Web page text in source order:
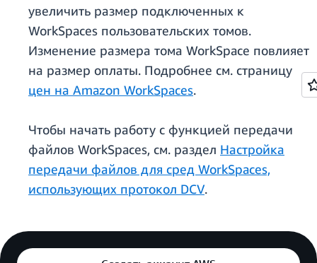
увеличить размер подключенных к
WorkSpaces пользовательских томов.
Изменение размера тома WorkSpace повлияет
на размер оплаты. Подробнее см. страницу
цен на Amazon WorkSpaces.
Чтобы начать работу с функцией передачи
файлов WorkSpaces, см. раздел Настройка
передачи файлов для сред WorkSpaces,
использующих протокол DCV.